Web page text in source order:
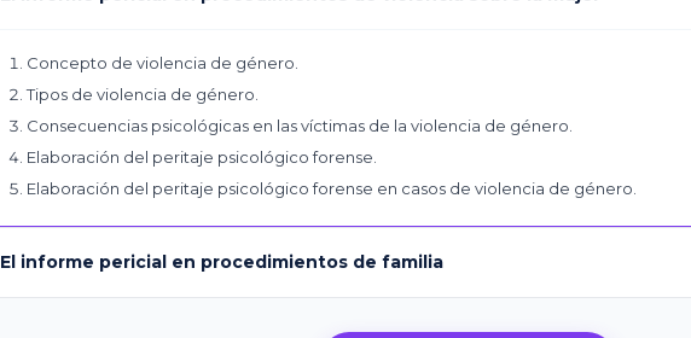
Concepto de violencia de género.
Tipos de violencia de género.
Consecuencias psicológicas en las víctimas de la violencia de género.
Elaboración del peritaje psicológico forense.
Elaboración del peritaje psicológico forense en casos de violencia de género.
El informe pericial en procedimientos de familia